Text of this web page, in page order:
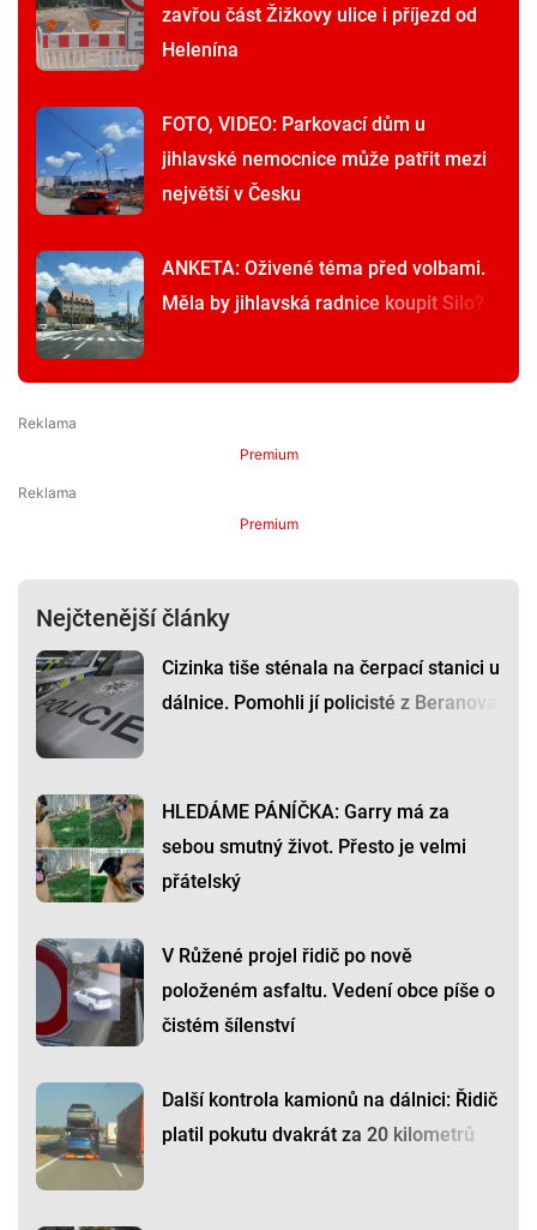
zavřou část Žižkovy ulice i příjezd od
Helenína
FOTO, VIDEO: Parkovací dům u
jihlavské nemocnice může patřit mezi
největší v Česku
ANKETA: Oživené téma před volbami.
Měla by jihlavská radnice koupit Silo?
Premium
Premium
Nejčtenější články
Cizinka tiše sténala na čerpací stanici u
dálnice. Pomohli jí policisté z Beranova
HLEDÁME PÁNÍČKA: Garry má za
sebou smutný život. Přesto je velmi
přátelský
V Růžené projel řidič po nově
položeném asfaltu. Vedení obce píše o
čistém šílenství
Další kontrola kamionů na dálnici: Řidič
platil pokutu dvakrát za 20 kilometrů